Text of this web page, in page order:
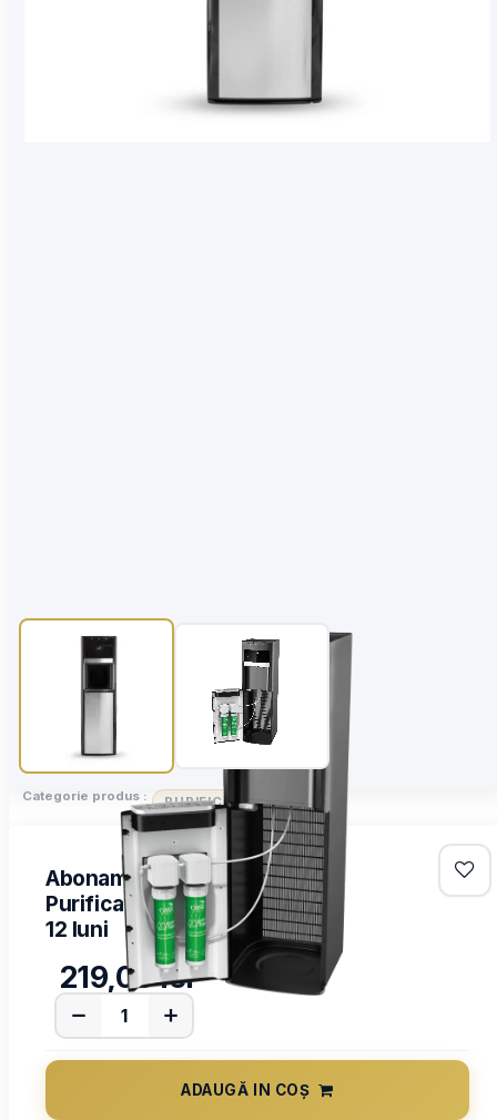
Categorie produs : PURIFICATOARE
Abonament Lunar
Purificator Oasis Mirage -
12 luni
219,00lei
ADAUGĂ IN COȘ